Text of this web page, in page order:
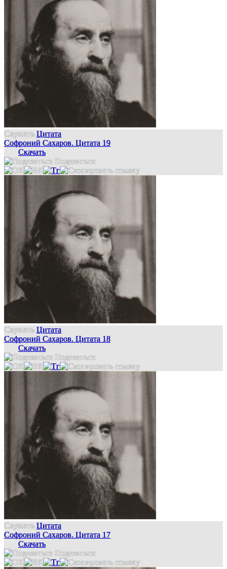
Слушать Цитата
Софроний Сахаров. Цитата 19
Скачать
Поделиться
Слушать Цитата
Софроний Сахаров. Цитата 18
Скачать
Поделиться
Слушать Цитата
Софроний Сахаров. Цитата 17
Скачать
Поделиться